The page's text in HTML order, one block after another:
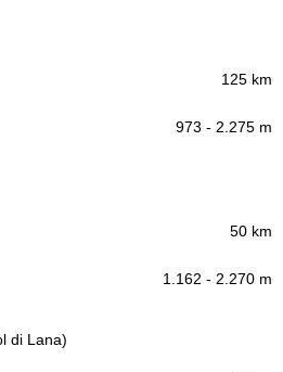
125 km
973 - 2.275 m
50 km
1.162 - 2.270 m
di Lana)